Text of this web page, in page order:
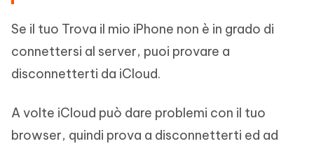
Se il tuo Trova il mio iPhone non è in grado di
connettersi al server, puoi provare a
disconnetterti da iCloud.
A volte iCloud può dare problemi con il tuo
browser, quindi prova a disconnetterti ed ad